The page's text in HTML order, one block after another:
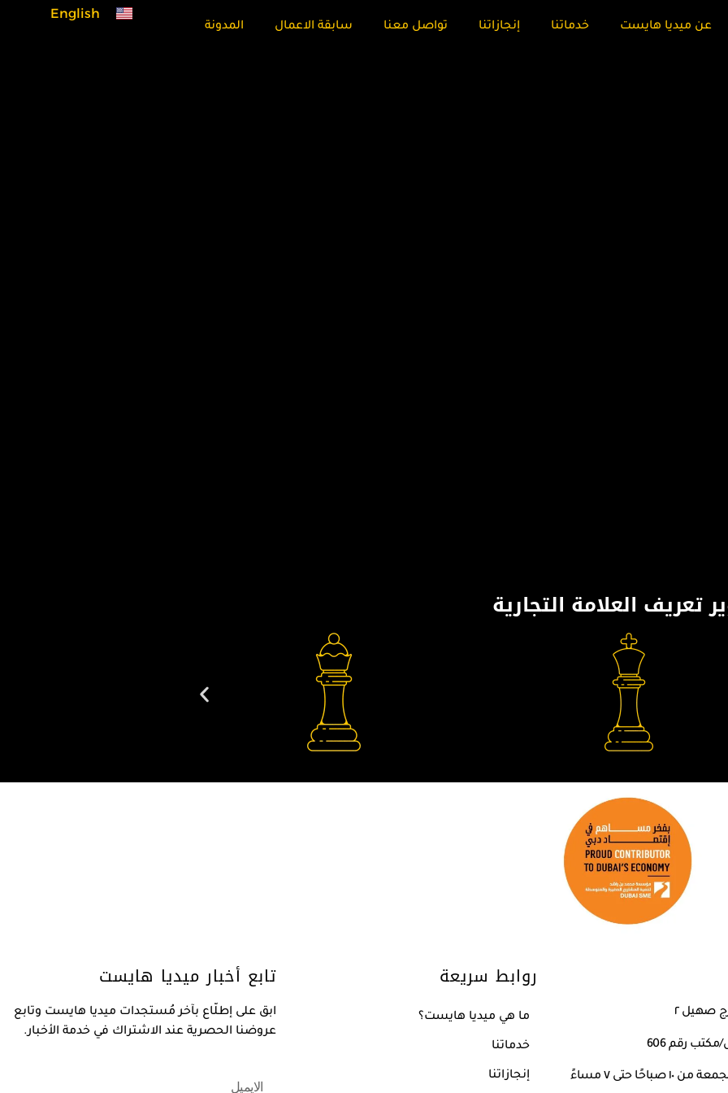
عن ميديا هايست خدماتنا إنجازاتنا تواصل معنا سابقة الاعمال المدونة
English
تعريف العلامة التجارية
رقم 606
صباحًا حتى ٧ مساءً
روابط سريعة
ما هي ميديا هايست؟
خدماتنا
إنجازاتنا
تابع أخبار ميديا هايست
ابق على إطلّاع بآخر مُستجدات ميديا هايست وتابع
عروضنا الحصرية عند الاشتراك في خدمة الأخبار.